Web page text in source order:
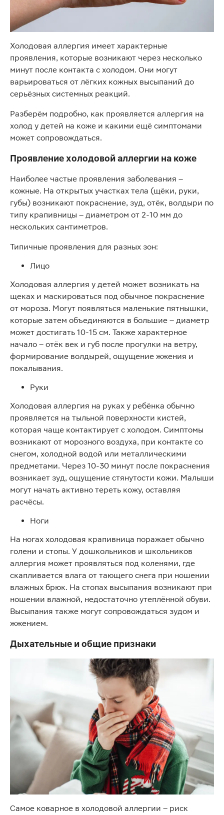
Холодовая аллергия имеет характерные
проявления, которые возникают через несколько
минут после контакта с холодом. Они могут
варьироваться от лёгких кожных высыпаний до
серьёзных системных реакций.
Разберём подробно, как проявляется аллергия на
холод у детей на коже и какими ещё симптомами
может сопровождаться.
Проявление холодовой аллергии на коже
Наиболее частые проявления заболевания –
кожные. На открытых участках тела (щёки, руки,
губы) возникают покраснение, зуд, отёк, волдыри по
типу крапивницы – диаметром от 2-10 мм до
нескольких сантиметров.
Типичные проявления для разных зон:
Лицо
Холодовая аллергия у детей может возникать на
щеках и маскироваться под обычное покраснение
от мороза. Могут появляться маленькие пятнышки,
которые затем объединяются в большие – диаметр
может достигать 10-15 см. Также характерное
начало – отёк век и губ после прогулки на ветру,
формирование волдырей, ощущение жжения и
покалывания.
Руки
Холодовая аллергия на руках у ребёнка обычно
проявляется на тыльной поверхности кистей,
которая чаще контактирует с холодом. Симптомы
возникают от морозного воздуха, при контакте со
снегом, холодной водой или металлическими
предметами. Через 10-30 минут после покраснения
возникает зуд, ощущение стянутости кожи. Малыши
могут начать активно тереть кожу, оставляя
расчёсы.
Ноги
На ногах холодовая крапивница поражает обычно
голени и стопы. У дошкольников и школьников
аллергия может проявляться под коленями, где
скапливается влага от тающего снега при ношении
влажных брюк. На стопах высыпания возникают при
ношении влажной, недостаточно утеплённой обуви.
Высыпания также могут сопровождаться зудом и
жжением.
Дыхательные и общие признаки
Самое коварное в холодовой аллергии – риск